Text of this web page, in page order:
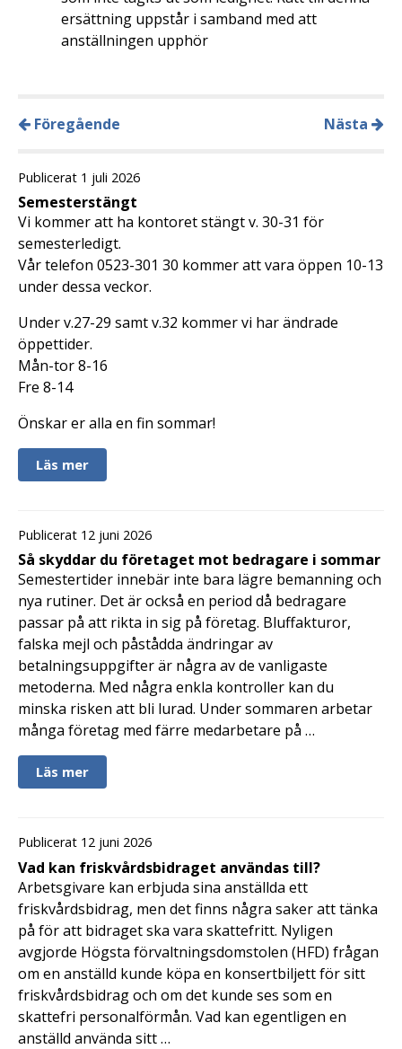
ersättning uppstår i samband med att
anställningen upphör
Föregående Nästa
Publicerat 1 juli 2026
Semesterstängt
Vi kommer att ha kontoret stängt v. 30-31 för
semesterledigt.
Vår telefon 0523-301 30 kommer att vara öppen 10-13
under dessa veckor.
Under v.27-29 samt v.32 kommer vi har ändrade
öppettider.
Mån-tor 8-16
Fre 8-14
Önskar er alla en fin sommar!
Läs mer
Publicerat 12 juni 2026
Så skyddar du företaget mot bedragare i sommar
Semestertider innebär inte bara lägre bemanning och
nya rutiner. Det är också en period då bedragare
passar på att rikta in sig på företag. Bluffakturor,
falska mejl och påstådda ändringar av
betalningsuppgifter är några av de vanligaste
metoderna. Med några enkla kontroller kan du
minska risken att bli lurad. Under sommaren arbetar
många företag med färre medarbetare på …
Läs mer
Publicerat 12 juni 2026
Vad kan friskvårdsbidraget användas till?
Arbetsgivare kan erbjuda sina anställda ett
friskvårdsbidrag, men det finns några saker att tänka
på för att bidraget ska vara skattefritt. Nyligen
avgjorde Högsta förvaltningsdomstolen (HFD) frågan
om en anställd kunde köpa en konsertbiljett för sitt
friskvårdsbidrag och om det kunde ses som en
skattefri personalförmån. Vad kan egentligen en
anställd använda sitt …